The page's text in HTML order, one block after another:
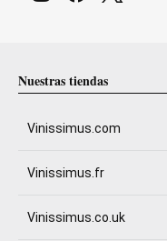
Nuestras tiendas
Vinissimus.com
Vinissimus.fr
Vinissimus.co.uk